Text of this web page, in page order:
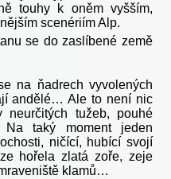
touhy k oněm vyšším,
scenériím Alp.
se do zaslíbené země
na ňadrech vyvolených
andělé… Ale to není nic
tužeb, pouhé
taký moment jeden
ničící, hubící svojí
hořela zlatá zoře, zeje
klamů…